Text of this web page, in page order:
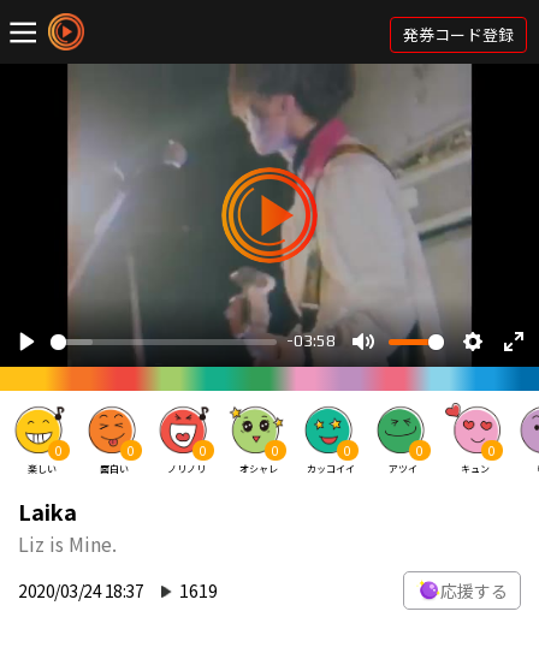
発券コード登録
0
楽しい
0
面白い
0
ノリノリ
0
オシャレ
0
カッコイイ
0
アツイ
0
キュン
Laika
Liz is Mine.
2020/03/24 18:37 1619 応援する